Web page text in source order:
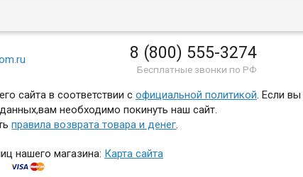
8 (800) 555-3274
Бесплатные звонки по РФ
сайта в соответствии с официальной политикой . Если
необходимо покинуть наш сайт.
правила возврата товара и денег
нашего магазина: Карта сайта